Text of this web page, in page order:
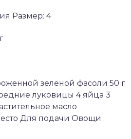
Размер: 4
зеленой фасоли 50 г
луковицы 4 яйца 3
масло
Для подачи Овощи